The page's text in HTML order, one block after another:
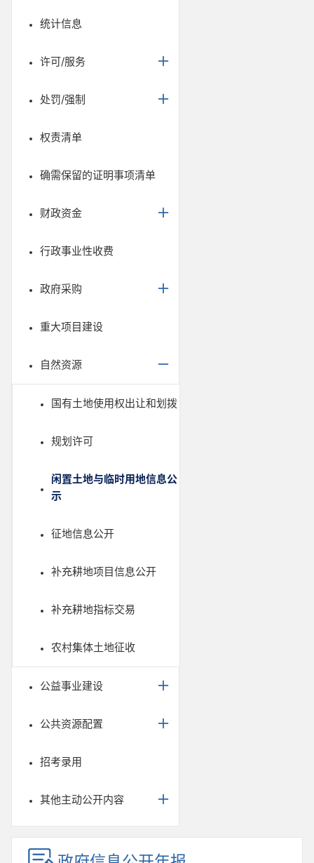
统计信息
许可/服务
处罚/强制
权责清单
确需保留的证明事项清单
财政资金
行政事业性收费
政府采购
重大项目建设
自然资源
国有土地使用权出让和划拨
规划许可
闲置土地与临时用地信息公
示
征地信息公开
补充耕地项目信息公开
补充耕地指标交易
农村集体土地征收
公益事业建设
公共资源配置
招考录用
其他主动公开内容